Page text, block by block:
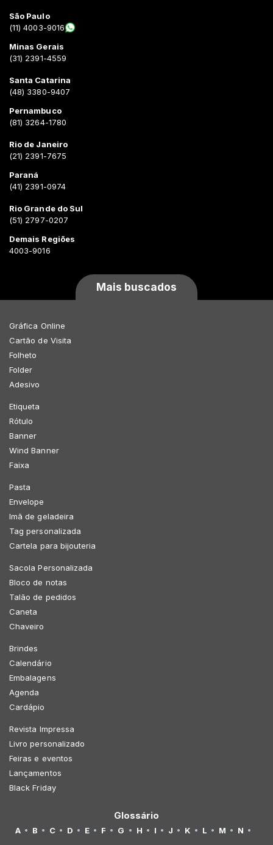
São Paulo
(11) 4003-9016
Minas Gerais
(31) 2391-4559
Santa Catarina
(48) 3380-9407
Pernambuco
(81) 3264-1780
Rio de Janeiro
(21) 2391-7675
Paraná
(41) 2391-0974
Rio Grande do Sul
(51) 2797-0207
Demais Regiões
4003-9016
Mais buscados
Gráfica Online
Cartão de Visita
Folheto
Folder
Adesivo
Etiqueta
Rótulo
Banner
Wind Banner
Faixa
Pasta
Envelope
Imã de geladeira
Tag personalizada
Cartela para bijouteria
Sacola Personalizada
Bloco de notas
Talão de pedidos
Caneta
Chaveiro
Brindes
Calendário
Embalagens
Agenda
Cardápio
Revista Impressa
Livro personalizado
Feiras e eventos
Lançamentos
Black Friday
Glossário
A B C D E F G H I J K L M
N